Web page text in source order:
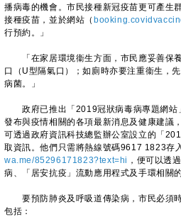
播病毒的機會。市民接種新冠疫苗更可產生
接種疫苗，並於網站（
行預約。」
「在家居環境衞生方面，市民應妥善保
口（U型隔氣口）；如廁時亦要注重衞生，
病菌。」
政府已推出「2019冠狀病毒病專題網站
發布與疫情相關的各項最新消息及健康建議
可透過政府資訊科技總監辦公室設立的「
取資訊。他們只需將熱線號碼9617 1823存
wa.me/85296171823?text=hi ，便可以透
病、「居安抗疫」流動應用程式及手環相關的
要預防肺炎及呼吸道傳染病，市民必須時
包括：